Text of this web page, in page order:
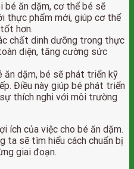
bé ăn dặm, cơ thể bé sẽ
thực phẩm mới, giúp cơ thể
hơn.
chất dinh dưỡng trong thực
diện, tăng cường sức
ăn dặm, bé sẽ phát triển kỹ
Điều này giúp bé phát triển
thích nghi với môi trường
ích của việc cho bé ăn dặm.
ta sẽ tìm hiểu cách chuẩn bị
giai đoạn.